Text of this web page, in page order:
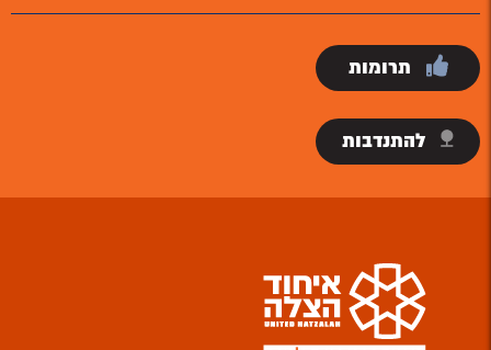
תרומות
להתנדבות